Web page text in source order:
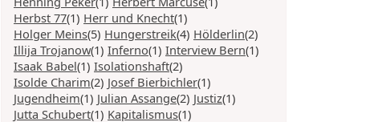
Herbst 77(1) Herr und Knecht(1)
Holger Meins(5) Hungerstreik(4) Hölderlin(2)
Illija Trojanow(1) Inferno(1) Interview Bern(1)
Isaak Babel(1) Isolationshaft(2)
Isolde Charim(2) Josef Bierbichler(1)
Jugendheim(1) Julian Assange(2) Justiz(1)
Jutta Schubert(1) Kapitalismus(1)